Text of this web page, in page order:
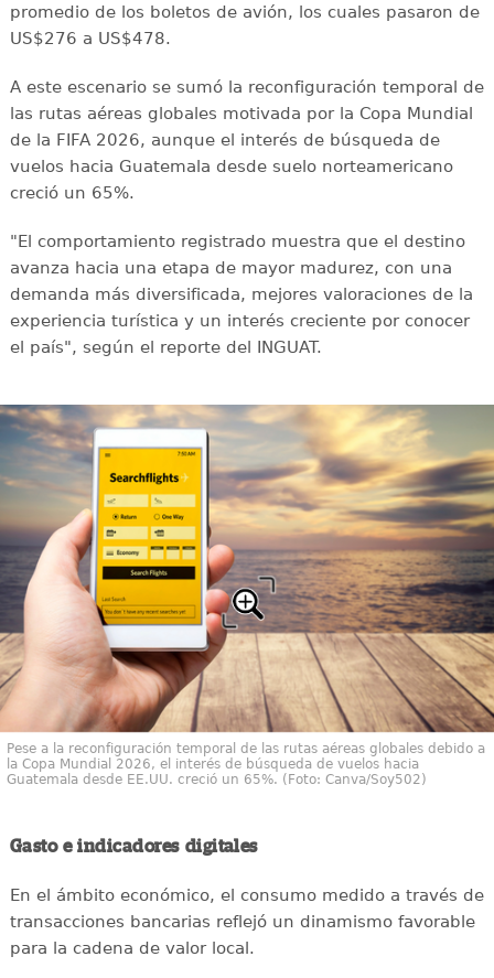
promedio de los boletos de avión, los cuales pasaron de
US$276 a US$478.
A este escenario se sumó la reconfiguración temporal de
las rutas aéreas globales motivada por la Copa Mundial
de la FIFA 2026, aunque el interés de búsqueda de
vuelos hacia Guatemala desde suelo norteamericano
creció un 65%.
"El comportamiento registrado muestra que el destino
avanza hacia una etapa de mayor madurez, con una
demanda más diversificada, mejores valoraciones de la
experiencia turística y un interés creciente por conocer
el país", según el reporte del INGUAT.
Pese a la reconfiguración temporal de las rutas aéreas globales debido a
la Copa Mundial 2026, el interés de búsqueda de vuelos hacia
Guatemala desde EE.UU. creció un 65%. (Foto: Canva/Soy502)
Gasto e indicadores digitales
En el ámbito económico, el consumo medido a través de
transacciones bancarias reflejó un dinamismo favorable
para la cadena de valor local.